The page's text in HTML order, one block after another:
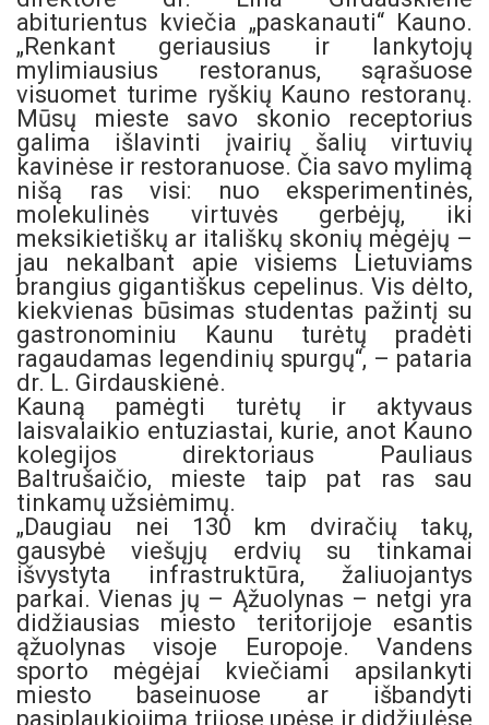
abiturientus kviečia „paskanauti“ Kauno.
„Renkant geriausius ir lankytojų
mylimiausius restoranus, sąrašuose
visuomet turime ryškių Kauno restoranų.
Mūsų mieste savo skonio receptorius
galima išlavinti įvairių šalių virtuvių
kavinėse ir restoranuose. Čia savo mylimą
nišą ras visi: nuo eksperimentinės,
molekulinės virtuvės gerbėjų, iki
meksikietiškų ar itališkų skonių mėgėjų –
jau nekalbant apie visiems Lietuviams
brangius gigantiškus cepelinus. Vis dėlto,
kiekvienas būsimas studentas pažintį su
gastronominiu Kaunu turėtų pradėti
ragaudamas legendinių spurgų“, – pataria
dr. L. Girdauskienė.
Kauną pamėgti turėtų ir aktyvaus
laisvalaikio entuziastai, kurie, anot Kauno
kolegijos direktoriaus Pauliaus
Baltrušaičio, mieste taip pat ras sau
tinkamų užsiėmimų.
„Daugiau nei 130 km dviračių takų,
gausybė viešųjų erdvių su tinkamai
išvystyta infrastruktūra, žaliuojantys
parkai. Vienas jų – Ąžuolynas – netgi yra
didžiausias miesto teritorijoje esantis
ąžuolynas visoje Europoje. Vandens
sporto mėgėjai kviečiami apsilankyti
miesto baseinuose ar išbandyti
pasiplaukiojimą trijose upėse ir didžiulėse